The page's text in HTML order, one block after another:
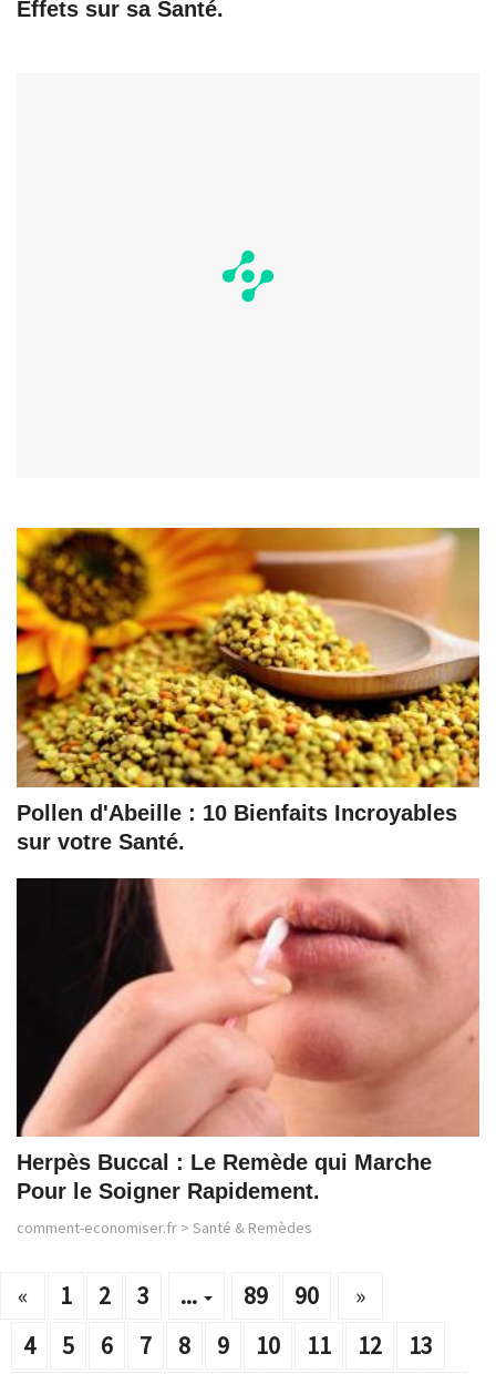
Effets sur sa Santé.
Pollen d'Abeille : 10 Bienfaits Incroyables
sur votre Santé.
Herpès Buccal : Le Remède qui Marche
Pour le Soigner Rapidement.
comment-economiser.fr > Santé & Remèdes
« 1 2 3
...
4
5 6 7 8 9 10 11 12 13
89 90 »